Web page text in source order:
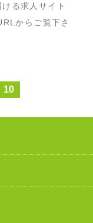
る求人サイト
からご覧下さ
10